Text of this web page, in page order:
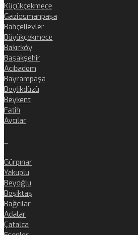
Küçükçekmece
Gaziosmanpaşa
Bahçelievler
Büyükçekmece
Bakırköy
Başakşehir
Acıbadem
Bayrampaşa
Beylikdüzü
Beykent
Fatih
Avcılar
..
Gürpınar
Yakuplu
Beyoğlu
Beşiktaş
Bağcılar
Adalar
Çatalca